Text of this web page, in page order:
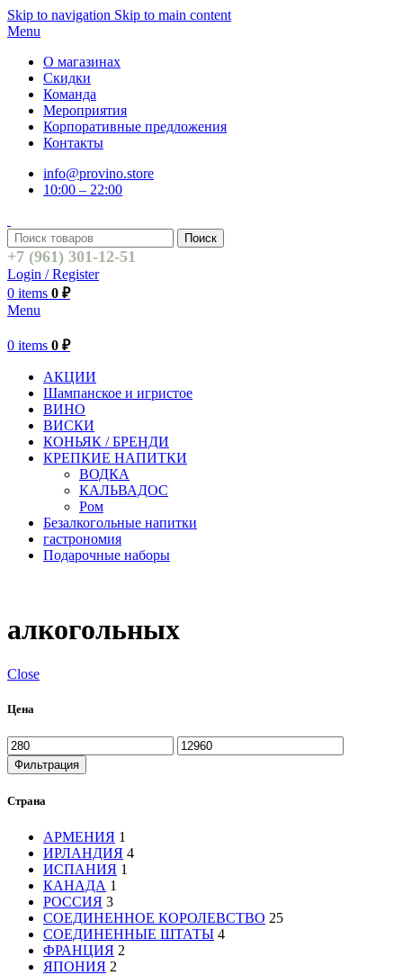
Skip to navigation Skip to main content
Menu
О магазинах
Скидки
Команда
Мероприятия
Корпоративные предложения
Контакты
info@provino.store
10:00 – 22:00
Поиск
+7 (961) 301-12-51
Login / Register
0 items 0 ₽
Menu
0 items 0 ₽
АКЦИИ
Шампанское и игристое
ВИНО
ВИСКИ
КОНЬЯК / БРЕНДИ
КРЕПКИЕ НАПИТКИ
ВОДКА
КАЛЬВАДОС
Ром
Безалкогольные напитки
гастрономия
Подарочные наборы
алкогольных
Close
Цена
Минимальная
цена
Максимальная
цена
Фильтрация
Страна
АРМЕНИЯ 1
ИРЛАНДИЯ 4
ИСПАНИЯ 1
КАНАДА 1
РОССИЯ 3
СОЕДИНЕННОЕ КОРОЛЕВСТВО 25
СОЕДИНЕННЫЕ ШТАТЫ 4
ФРАНЦИЯ 2
ЯПОНИЯ 2